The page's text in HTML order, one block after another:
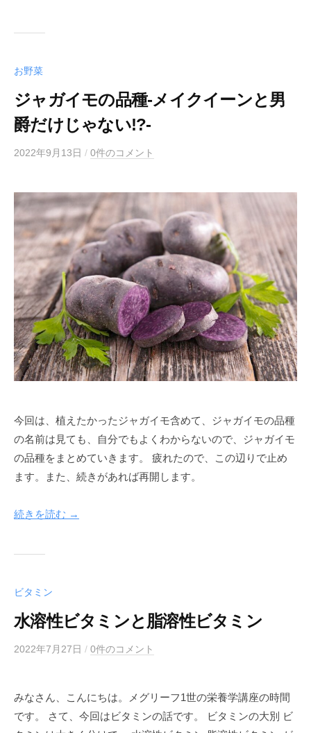
お野菜
ジャガイモの品種-メイクイーンと男
爵だけじゃない!?-
2022年9月13日 b
g
l
e
a
f
/ 0件のコメント
今回は、植えたかったジャガイモ含めて、ジャガイモの品種
の名前は見ても、自分でもよくわからないので、ジャガイモ
の品種をまとめていきます。 疲れたので、この辺りで止め
ます。また、続きがあれば再開します。
続きを読む →
ビタミン
水溶性ビタミンと脂溶性ビタミン
2022年7月27日 b
e
g
/ 0件のコメント
みなさん、こんにちは。メグリーフ1世の栄養学講座の時間
です。 さて、今回はビタミンの話です。 ビタミンの大別 ビ